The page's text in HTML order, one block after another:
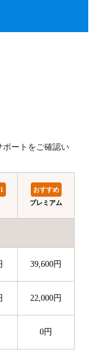
ポートをご確認い
おすすめ
プレミアム
39,600円
22,000円
0円